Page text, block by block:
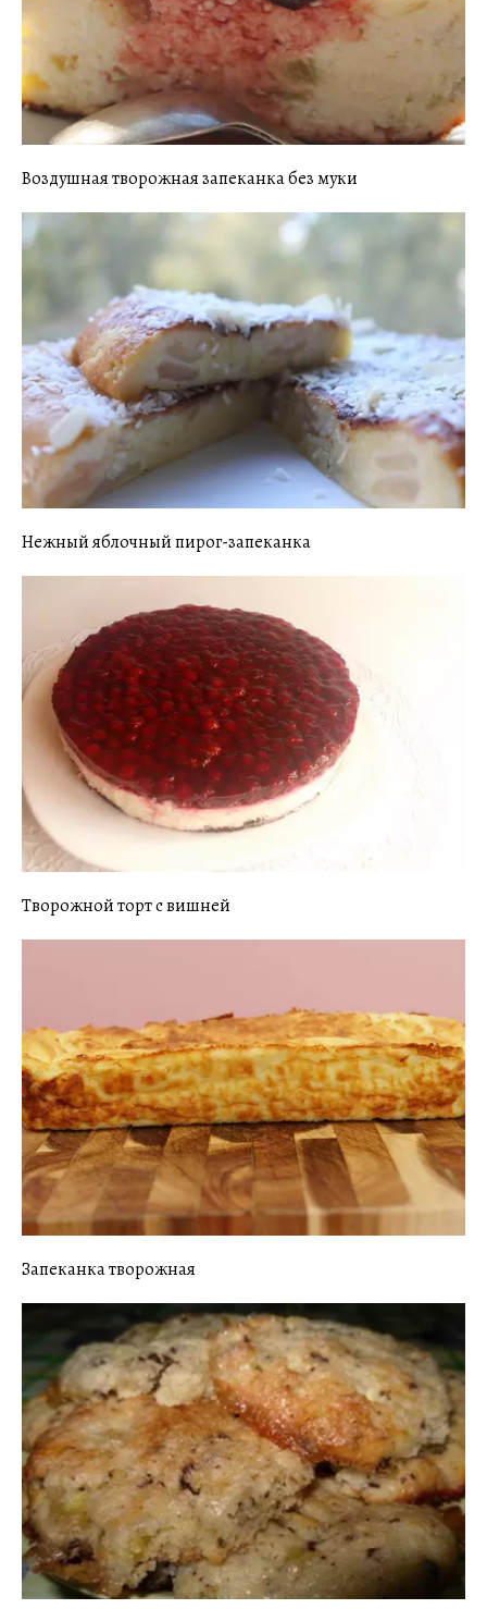
Воздушная творожная запеканка без муки
Нежный яблочный пирог-запеканка
Творожной торт с вишней
Запеканка творожная